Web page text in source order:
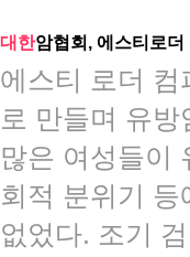
대한암협회, 에스티로
에스티 로더
로 만들며 유
많은 여성들이
회적 분위기
없었다. 조기